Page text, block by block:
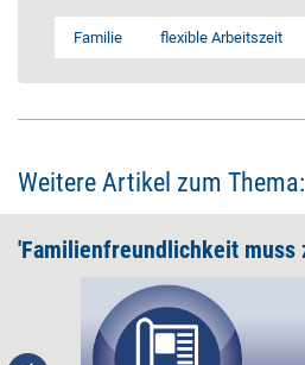
Familie flexible Arbeitszeit
Weitere Artikel zum Thema: